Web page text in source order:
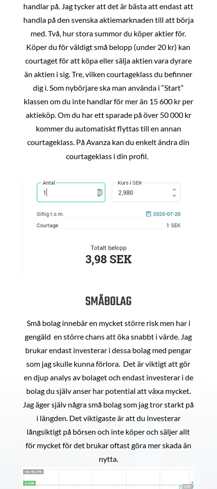
handlar på. Jag tycker att det är bästa att endast att
handla på den svenska aktiemarknaden till att börja
med. Två, hur stora summor du köper aktier för.
Köper du för väldigt små belopp (under 20 kr) kan
courtaget för att köpa eller sälja aktien vara dyrare
än aktien i sig. Tre, vilken courtageklass du befinner
dig i. Som nybörjare ska man använda i “Start”
klassen om du inte handlar för mer än 15 600 kr per
aktieköp. Om du har ett sparade på över 50 000 kr
kommer du automatiskt flyttas till en annan
courtageklass. På Avanza kan du enkelt ändra din
courtageklass i din profil.
SMÅBOLAG
Små bolag innebär en mycket större risk men har i
gengäld en större chans att öka snabbt i värde. Jag
brukar endast investerar i dessa bolag med pengar
som jag skulle kunna förlora. Det är viktigt att gör
en djup analys av bolaget och endast investerar i de
bolag du själv anser har potential att växa mycket.
Jag äger själv några små bolag som jag tror starkt på
i längden. Det viktigaste är att du investerar
långsiktigt på börsen och inte köper och säljer allt
för mycket för det brukar oftast göra mer skada än
nytta.